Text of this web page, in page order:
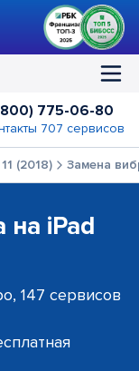
775-06-80
707 сервисов
(2018) Замена
iPad
147 сервисов